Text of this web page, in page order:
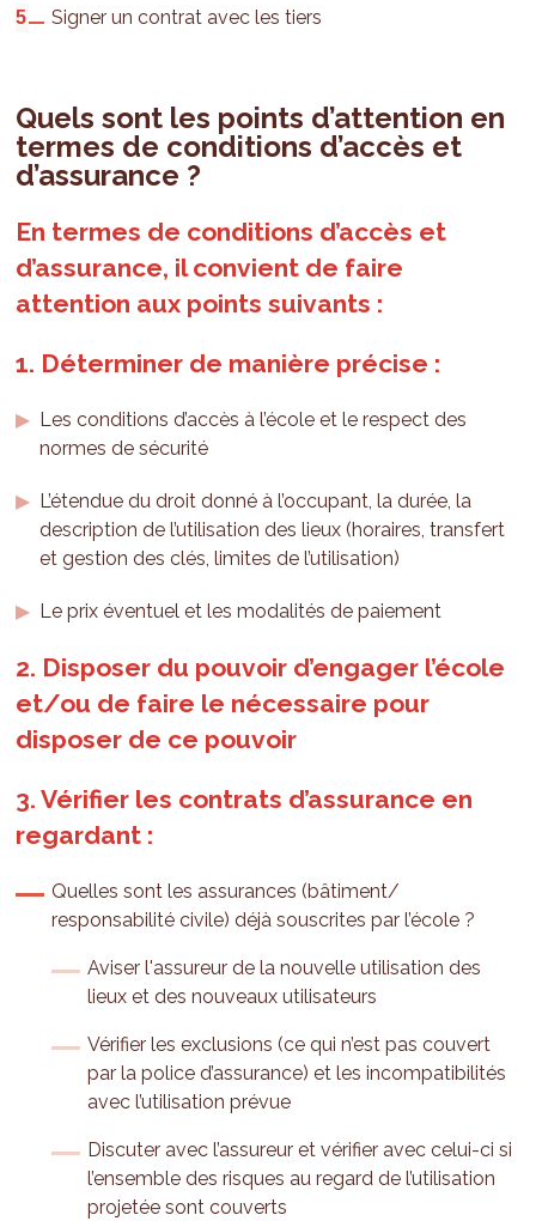
Signer un contrat avec les tiers
Quels sont les points d’attention en
termes de conditions d’accès et
d’assurance ?
En termes de conditions d’accès et
d’assurance, il convient de faire
attention aux points suivants :
1. Déterminer de manière précise :
Les conditions d’accès à l’école et le respect des
normes de sécurité
L’étendue du droit donné à l’occupant, la durée, la
description de l’utilisation des lieux (horaires, transfert
et gestion des clés, limites de l’utilisation)
Le prix éventuel et les modalités de paiement
2. Disposer du pouvoir d’engager l’école
et/ou de faire le nécessaire pour
disposer de ce pouvoir
3. Vérifier les contrats d’assurance en
regardant :
Quelles sont les assurances (bâtiment/
responsabilité civile) déjà souscrites par l’école ?
Aviser l'assureur de la nouvelle utilisation des
lieux et des nouveaux utilisateurs
Vérifier les exclusions (ce qui n’est pas couvert
par la police d’assurance) et les incompatibilités
avec l’utilisation prévue
Discuter avec l’assureur et vérifier avec celui-ci si
l’ensemble des risques au regard de l’utilisation
projetée sont couverts